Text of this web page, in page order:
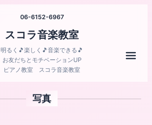
06-6152-6967
スコラ音楽教室
明るく🎵楽しく🎵音楽できる🎵
お友だちとモチベーションUP
ピアノ教室 スコラ音楽教室
写真